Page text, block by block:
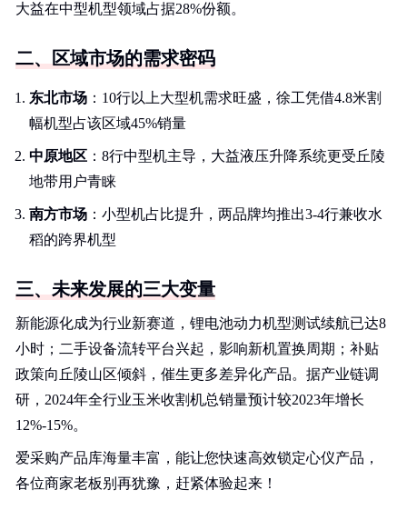
大益在中型机型领域占据28%份额。
二、区域市场的需求密码
东北市场 ：10行以上大型机需求旺盛，徐工凭借4.8米割
幅机型占该区域45%销量
中原地区 ：8行中型机主导，大益液压升降系统更受丘陵
地带用户青睐
南方市场 ：小型机占比提升，两品牌均推出3-4行兼收水
稻的跨界机型
三、未来发展的三大变量
新能源化成为行业新赛道，锂电池动力机型测试续航已达8
小时；二手设备流转平台兴起，影响新机置换周期；补贴
政策向丘陵山区倾斜，催生更多差异化产品。据产业链调
研，2024年全行业玉米收割机总销量预计较2023年增长
12%-15%。
爱采购产品库海量丰富，能让您快速高效锁定心仪产品，
各位商家老板别再犹豫，赶紧体验起来！